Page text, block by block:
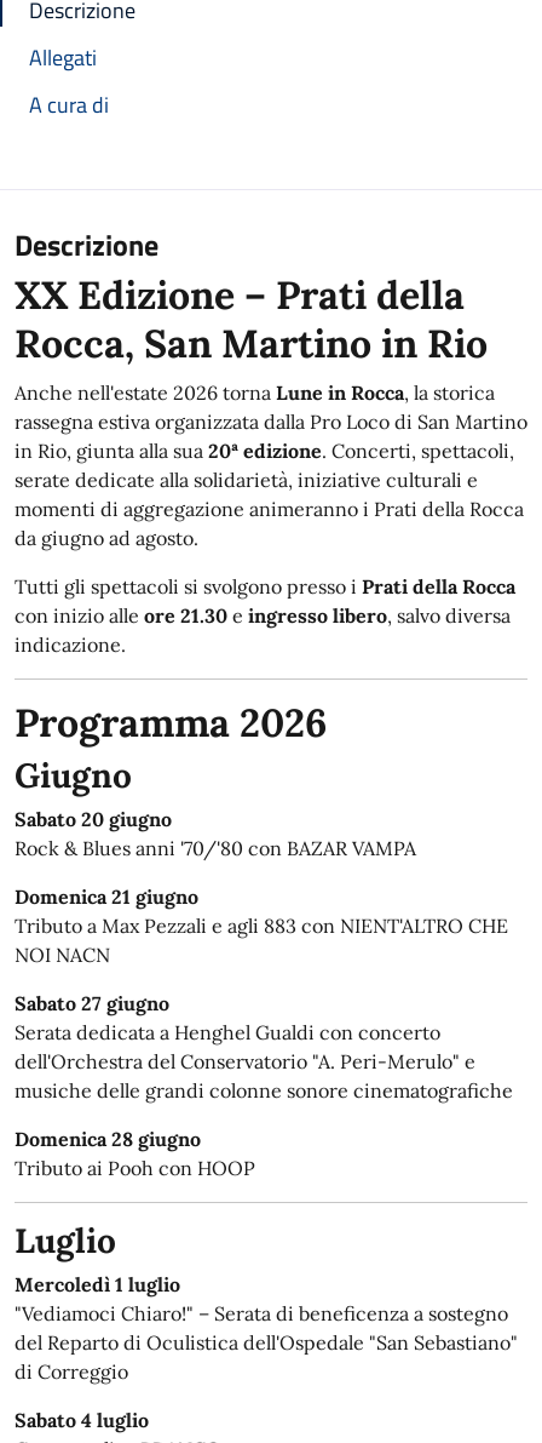
Descrizione
Allegati
A cura di
Descrizione
XX Edizione – Prati della
Rocca, San Martino in Rio
Anche nell'estate 2026 torna Lune in Rocca, la storica
rassegna estiva organizzata dalla Pro Loco di San Martino
in Rio, giunta alla sua 20ª edizione. Concerti, spettacoli,
serate dedicate alla solidarietà, iniziative culturali e
momenti di aggregazione animeranno i Prati della Rocca
da giugno ad agosto.
Tutti gli spettacoli si svolgono presso i Prati della Rocca
con inizio alle ore 21.30 e ingresso libero, salvo diversa
indicazione.
Programma 2026
Giugno
Sabato 20 giugno
Rock & Blues anni '70/'80 con BAZAR VAMPA
Domenica 21 giugno
Tributo a Max Pezzali e agli 883 con NIENT'ALTRO CHE
NOI NACN
Sabato 27 giugno
Serata dedicata a Henghel Gualdi con concerto
dell'Orchestra del Conservatorio "A. Peri-Merulo" e
musiche delle grandi colonne sonore cinematografiche
Domenica 28 giugno
Tributo ai Pooh con HOOP
Luglio
Mercoledì 1 luglio
"Vediamoci Chiaro!" – Serata di beneficenza a sostegno
del Reparto di Oculistica dell'Ospedale "San Sebastiano"
di Correggio
Sabato 4 luglio